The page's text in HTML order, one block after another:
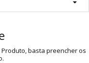
basta preencher os